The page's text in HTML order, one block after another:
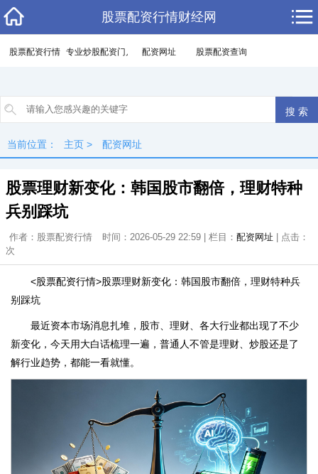
股票配资行情财经网
股票配资行情 专业炒股配资门户 配资网址 股票配资查询
当前位置： 主页 > 配资网址
股票理财新变化：韩国股市翻倍，理财特种
兵别踩坑
作者：股票配资行情 时间：2026-05-29 22:59 | 栏目： 配资网址 | 点击：
次
<股票配资行情>股票理财新变化：韩国股市翻倍，理财特种兵
别踩坑
最近资本市场消息扎堆，股市、理财、各大行业都出现了不少
新变化，今天用大白话梳理一遍，普通人不管是理财、炒股还是了
解行业趋势，都能一看就懂。